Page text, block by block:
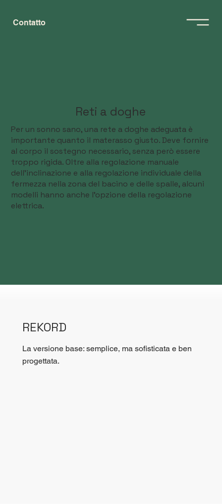
Contatto
Reti a doghe
Per un sonno sano, una rete a doghe adeguata è
importante quanto il materasso giusto. Deve fornire
al corpo il sostegno necessario, senza però essere
troppo rigida. Oltre alla regolazione manuale
dell'inclinazione e alla regolazione individuale della
fermezza nella zona del bacino e delle spalle, alcuni
modelli hanno anche l'opzione della regolazione
elettrica.
REKORD
La versione base: semplice, ma sofisticata e ben
progettata.